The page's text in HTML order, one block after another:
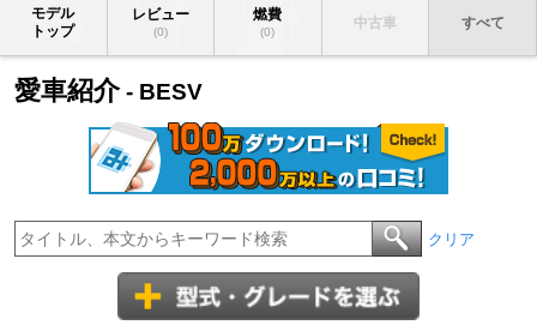
モデル
トップ
レビュー
(0)
燃費
(0)
中古車 すべて
愛車紹介- BESV
クリア